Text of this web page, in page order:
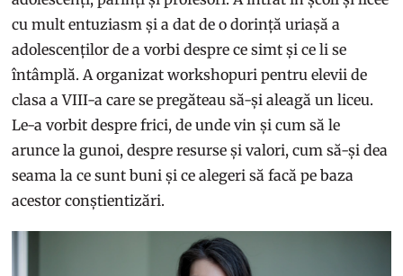
cu mult entuziasm și a dat de o dorință uriașă a
adolescenților de a vorbi despre ce simt și ce li se
întâmplă. A organizat workshopuri pentru elevii de
clasa a VIII-a care se pregăteau să-și aleagă un liceu.
Le-a vorbit despre frici, de unde vin și cum să le
arunce la gunoi, despre resurse și valori, cum să-și dea
seama la ce sunt buni și ce alegeri să facă pe baza
acestor conștientizări.